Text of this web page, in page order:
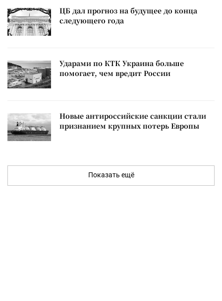
ЦБ дал прогноз на будущее до конца
следующего года
Ударами по КТК Украина больше
помогает, чем вредит России
Новые антироссийские санкции стали
признанием крупных потерь Европы
Показать ещё